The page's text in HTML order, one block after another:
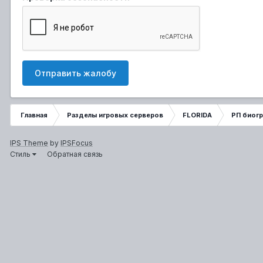
Отправить жалобу
Главная Разделы игровых серверов FLORIDA РП
IPS Theme by IPSFocus
Стиль
Обратная связь